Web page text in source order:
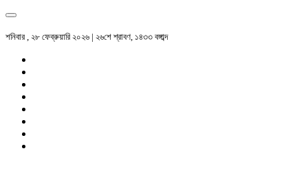
শনিবার , ২৮ ফেব্রুয়ারি ২০২৬ | ২৬শে শ্রাবণ, ১৪৩৩ বঙ্গাব্দ